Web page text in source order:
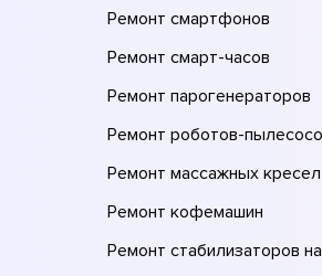
Ремонт смартфонов
Ремонт смарт-часов
Ремонт парогенераторов
Ремонт роботов-
Ремонт массажных кресел
Ремонт кофемашин
Ремонт стабилизаторов